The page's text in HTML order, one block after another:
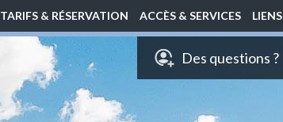
TARIFS & RÉSERVATION ACCÈS & SERVICES LIENS
Des questions ?